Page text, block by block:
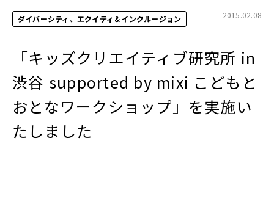
ダイバーシティ、エクイティ＆インクルージョン 2015.02.08
「キッズクリエイティブ研究所 in
渋谷 supported by mixi こどもと
おとなワークショップ」を実施い
たしました
地域社会との共栄 健全なITサービスの運営
年別
2026年 2025年
2024年 2023年